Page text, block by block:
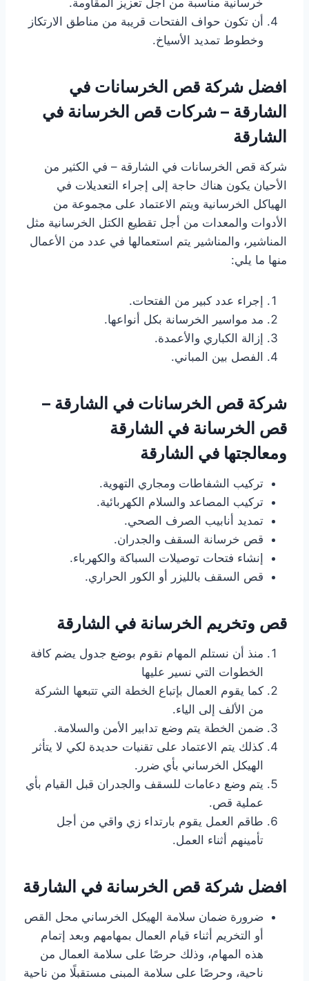
خرسانية مناسبة من أجل تعزيز المقاومة.
أن تكون حواف الفتحات قريبة من مناطق الارتكاز
وخطوط تمديد الأسياخ.
افضل شركة قص الخرسانات في
الشارقة – شركات قص الخرسانة في
الشارقة
شركة قص الخرسانات في الشارقة – في الكثير من
الأحيان يكون هناك حاجة إلى إجراء التعديلات في
الهياكل الخرسانية ويتم الاعتماد على مجموعة من
الأدوات والمعدات من أجل تقطيع الكتل الخرسانية مثل
المناشير، والمناشير يتم استعمالها في عدد من الأعمال
منها ما يلي:
إجراء عدد كبير من الفتحات.
مد مواسير الخرسانة بكل أنواعها.
إزالة الكباري والأعمدة.
الفصل بين المباني.
شركة قص الخرسانات في الشارقة –
قص الخرسانة في الشارقة
ومعالجتها في الشارقة
تركيب الشفاطات ومجاري التهوية.
تركيب المصاعد والسلام الكهربائية.
تمديد أنابيب الصرف الصحي.
قص خرسانة السقف والجدران.
إنشاء فتحات توصيلات السباكة والكهرباء.
قص السقف بالليزر أو الكور الحراري.
قص وتخريم الخرسانة في الشارقة
منذ أن نستلم المهام نقوم بوضع جدول يضم كافة
الخطوات التي نسير عليها
كما يقوم العمال بإتباع الخطة التي تتبعها الشركة
من الألف إلى الياء.
ضمن الخطة يتم وضع تدابير الأمن والسلامة.
كذلك يتم الاعتماد على تقنيات حديدة لكي لا يتأثر
الهيكل الخرساني بأي ضرر.
يتم وضع دعامات للسقف والجدران قبل القيام بأي
عملية قص.
طاقم العمل يقوم بارتداء زي واقي من أجل
تأمينهم أثناء العمل.
افضل شركة قص الخرسانة في الشارقة
ضرورة ضمان سلامة الهيكل الخرساني محل القص
أو التخريم أثناء قيام العمال بمهامهم وبعد إتمام
هذه المهام، وذلك حرصًا على سلامة العمال من
ناحية، وحرصًا على سلامة المبنى مستقبلًا من ناحية